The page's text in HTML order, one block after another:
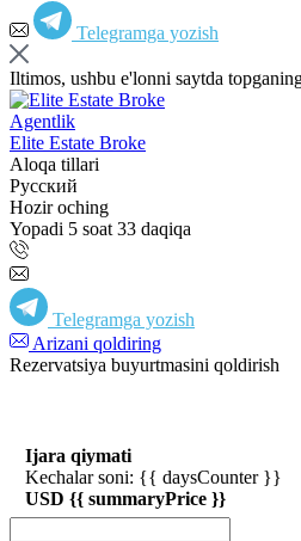
Telegramga yozish
Iltimos, ushbu e'lonni saytda
Agentlik
Elite Estate Broke
Aloqa tillari
Русский
Hozir oching
Yopadi 5 soat 33 daqiqa
Telegramga yozish
Arizani qoldiring
Rezervatsiya buyurtmasini qoldirish
Ijara qiymati
Kechalar soni: {{ daysCounter }}
USD {{ summaryPrice }}